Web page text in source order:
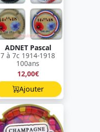
ADNET Pascal
7 à 7c 1914-1918
100ans
12,00€
Ajouter